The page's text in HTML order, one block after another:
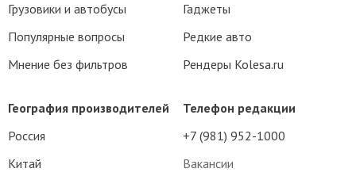
Телефон редакции
+7 (981) 952-1000
Вакансии
Грузовики и автобусы
Популярные вопросы
Мнение без фильтров
Гаджеты
Редкие авто
Рендеры Kolesa.ru
География производителей
Россия
Китай